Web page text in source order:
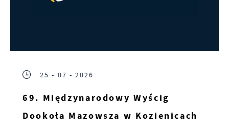
25 - 07 - 2026
69. Międzynarodowy Wyścig
Dookoła Mazowsza w Kozienicach